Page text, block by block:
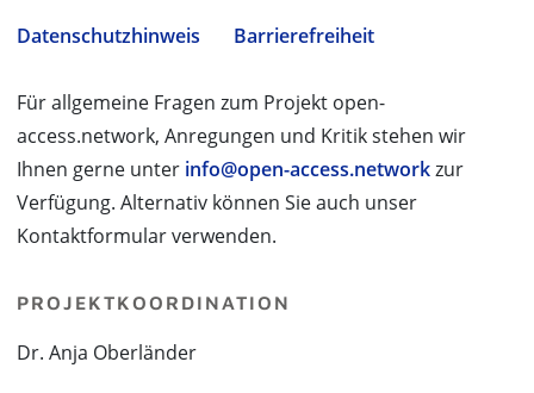
Datenschutzhinweis
Barrierefreiheit
Für allgemeine Fragen zum Projekt open-
access.network, Anregungen und Kritik stehen wir
Ihnen gerne unter info@open-access.networkzur
Verfügung. Alternativ können Sie auch unser
Kontaktformular verwenden.
PROJEKTKOORDINATION
Dr. Anja Oberländer